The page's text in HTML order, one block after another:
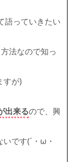
語っていきたい
法なので知っ
すが)
出来るので、興
です(´・ω・